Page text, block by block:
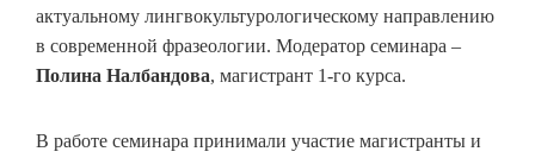
актуальному лингвокультурологическому направлению
в современной фразеологии. Модератор семинара –
Полина Налбандова, магистрант 1-го курса.
В работе семинара принимали участие магистранты и